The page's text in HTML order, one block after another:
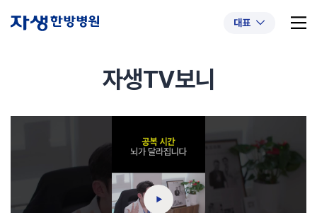
대표
#교통사고후유증 #허리디스크 #목디스크
#추나요법
자생TV보니